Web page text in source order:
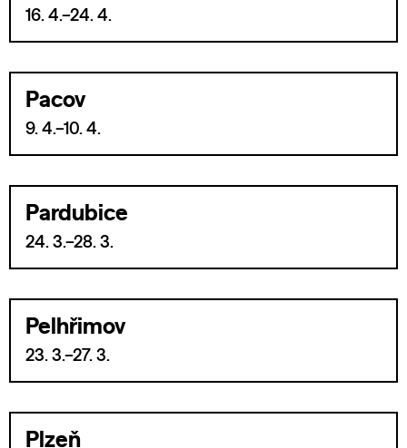
16. 4.–24. 4.
Pacov
9. 4.–10. 4.
Pardubice
24. 3.–28. 3.
Pelhřimov
23. 3.–27. 3.
Plzeň